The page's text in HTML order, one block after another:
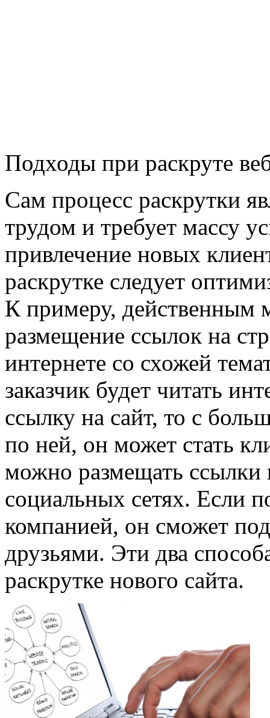
Подходы при раскруте
Сам процесс раскрутки
трудом и требует массу
привлечение новых
раскрутке следует
К примеру, действенным
размещение ссылок на
интернете со схожей
заказчик будет читать
ссылку на сайт, то с
по ней, он может стать
можно размещать
социальных сетях. Если
компанией, он сможет
друзьями. Эти два
раскрутке нового сайта.